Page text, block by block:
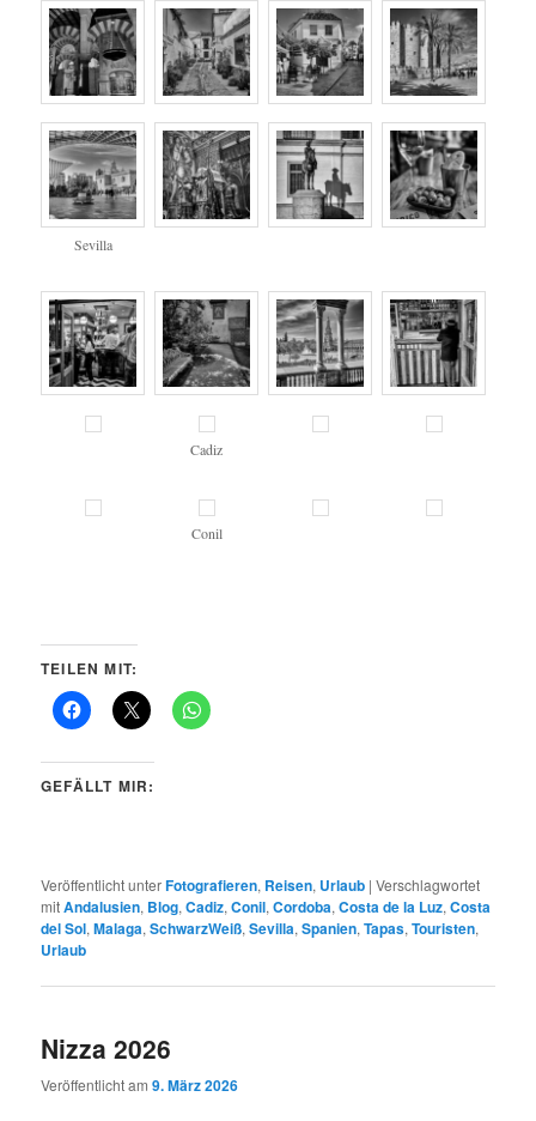
Sevilla
Cadiz
Conil
TEILEN MIT:
GEFÄLLT MIR:
Veröffentlicht unterFotografieren, Reisen, Urlaub |Verschlagwortet
mitAndalusien, Blog,Cadiz,Conil,Cordoba,Costa de la Luz,Costa
del Sol,Malaga,SchwarzWeiß,Sevilla,Spanien,Tapas,Touristen,
Urlaub
Nizza 2026
Veröffentlicht am9. März 2026